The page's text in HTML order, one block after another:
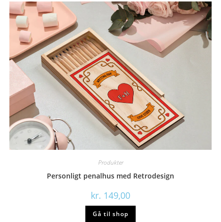
Produkter
Personligt penalhus med Retrodesign
kr. 149,00
Gå til shop